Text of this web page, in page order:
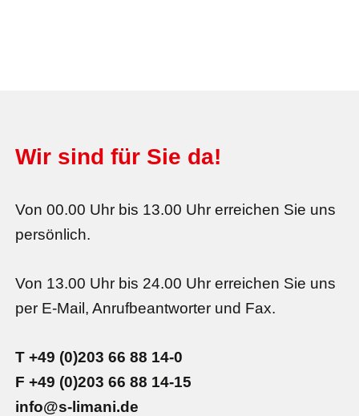
Wir sind für Sie da!
Von 00.00 Uhr bis 13.00 Uhr erreichen Sie uns
persönlich.
Von 13.00 Uhr bis 24.00 Uhr erreichen Sie uns
per E-Mail, Anrufbeantworter und Fax.
T +49 (0)203 66 88 14-0
F +49 (0)203 66 88 14-15
info@s-limani.de